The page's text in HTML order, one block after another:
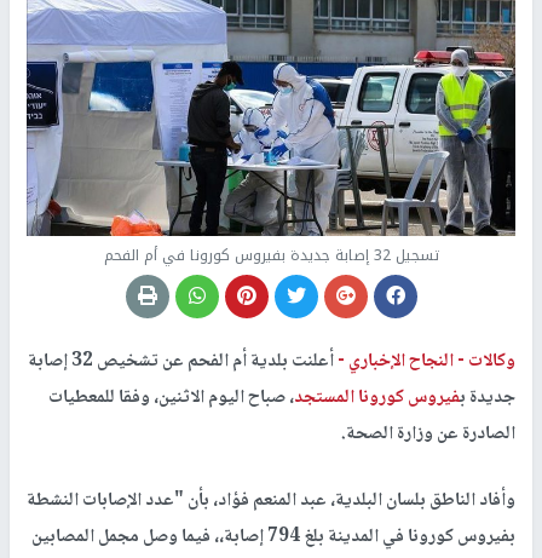
تسجيل 32 إصابة جديدة بفيروس كورونا في أم الفحم
وكالات -النجاح الإخباري -
أعلنت بلدية أم الفحم عن تشخيص 32 إصابة
جديدة بفيروس كورونا المستجد، صباح اليوم الاثنين، وفقا للمعطيات
الصادرة عن وزارة الصحة.
وأفاد الناطق بلسان البلدية، عبد المنعم فؤاد، بأن "عدد الإصابات النشطة
بفيروس كورونا في المدينة بلغ 794 إصابة،، فيما وصل مجمل المصابين